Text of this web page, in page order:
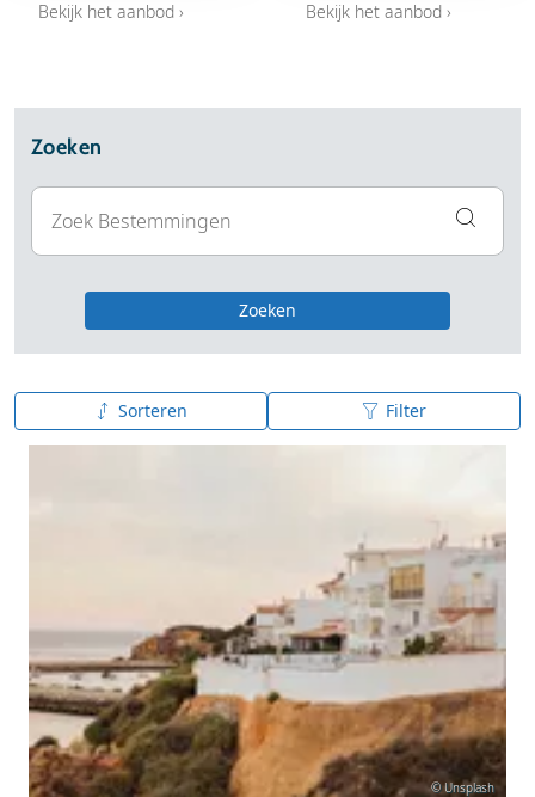
Bekijk het aanbod › Bekijk het aanbod ›
Zoeken
Zoeken
Sorteren Filter
A tot Z
© Unsplash